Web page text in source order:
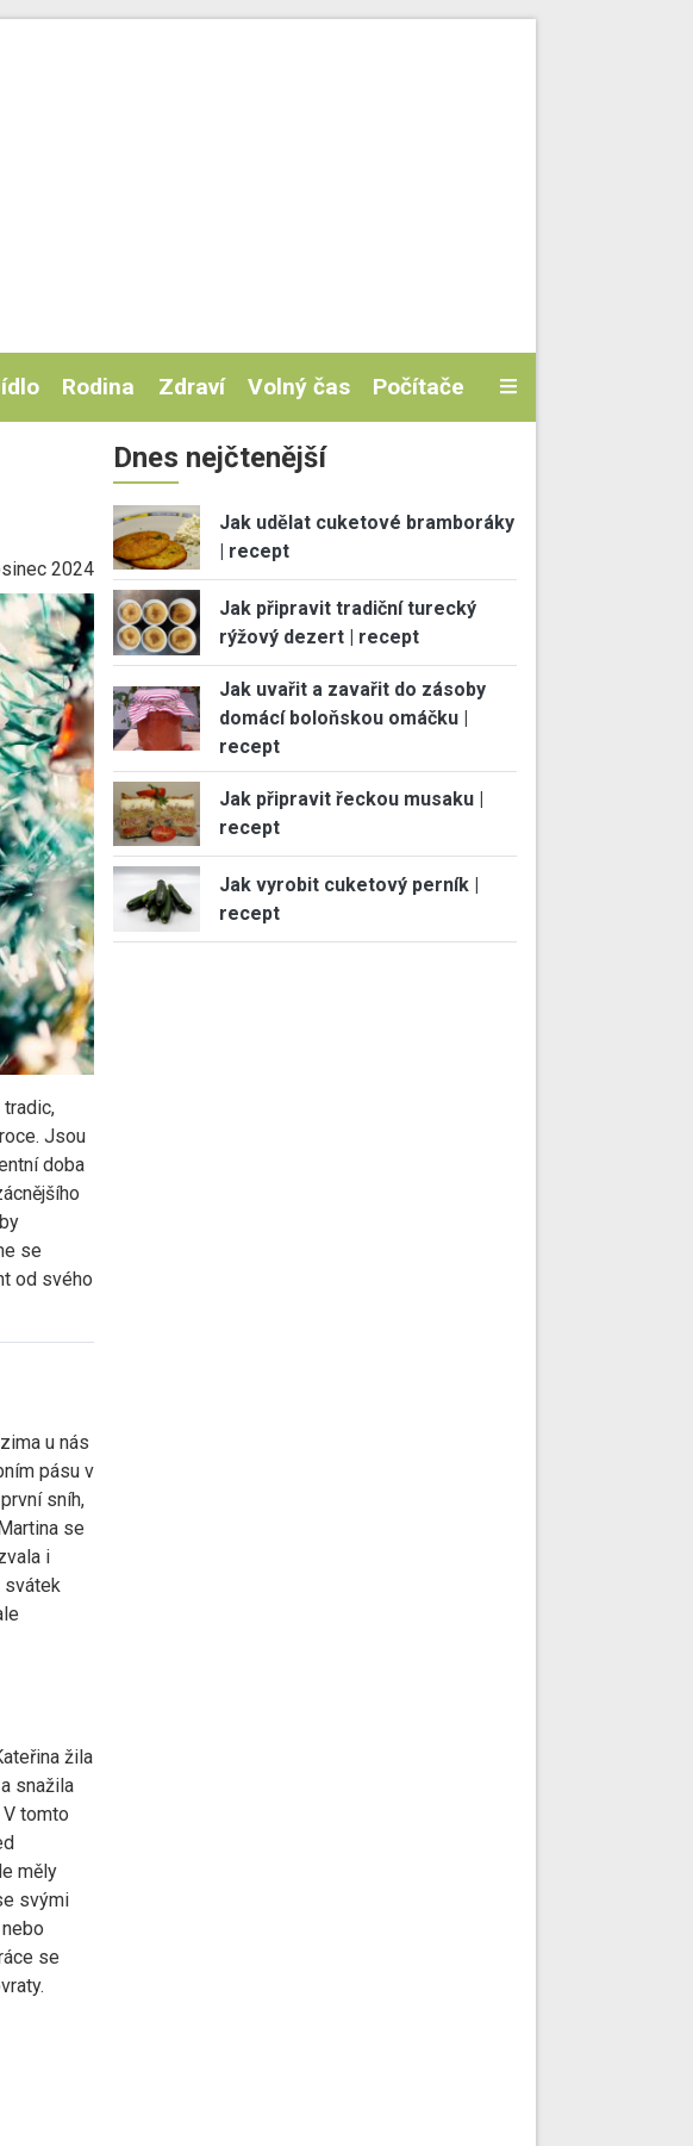
Rodina Zdraví Volný čas Počítače
2024
Jsou
doba
se
od svého
u nás
pásu v
sníh,
se
i
svátek
žila
snažila
tomto
měly
svými
se
Dnes nejčtenější
Jak udělat cuketové bramboráky
| recept
Jak připravit tradiční turecký
rýžový dezert | recept
Jak uvařit a zavařit do zásoby
domácí boloňskou omáčku |
recept
Jak připravit řeckou musaku |
recept
Jak vyrobit cuketový perník |
recept